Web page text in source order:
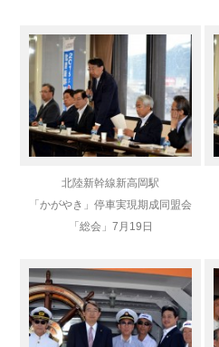
北陸新幹線新高岡駅
「かがやき」停車実現期成同盟会
「総会」 7月19日